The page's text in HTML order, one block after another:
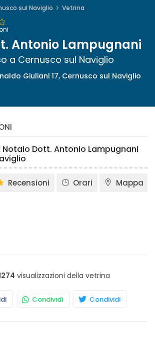
sul Naviglio Vetrina
Antonio Lampugnani
a Cernusco sul Naviglio
Giuliani 17, Cernusco sul Naviglio
Notaio Dott. Antonio Lampugnani
Recensioni Orari Mappa
visualizzazioni della vetrina
Condividi Condividi